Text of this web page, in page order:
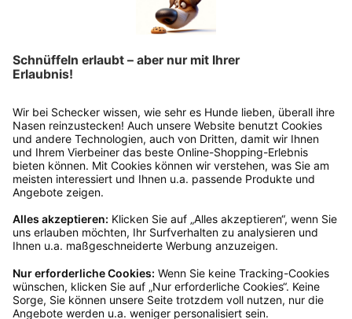
Rückgabeinformationen
Ja, du hast ein 14-tägiges Widerrufsrecht. Die
originalverpackt sein. Bei Verwendung des
Retourelabels übernehmen wir die